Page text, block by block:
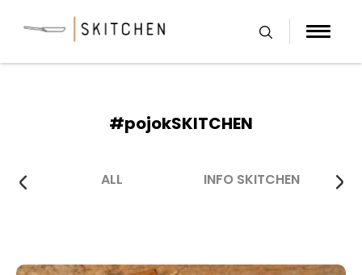
#pojokSKITCHEN
ALL INFO SKITCHEN